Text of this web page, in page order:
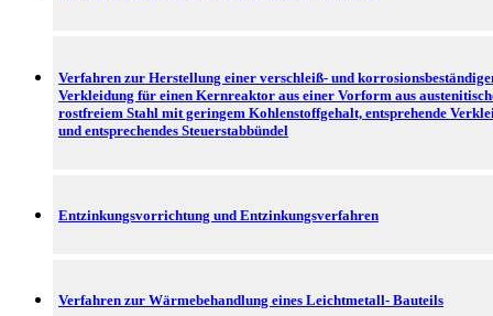
Verfahren zur Herstellung einer verschleiß- und
Verkleidung für einen Kernreaktor aus einer Vorform aus
rostfreiem Stahl mit geringem Kohlenstoffgehalt, entsprehende
und entsprechendes Steuerstabbündel
Entzinkungsvorrichtung und Entzinkungsverfahren
Verfahren zur Wärmebehandlung eines Leichtmetall- Bauteils